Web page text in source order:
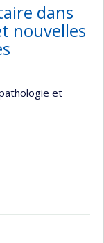
dans
nouvelles
et